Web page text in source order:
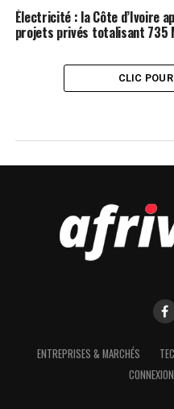
Électricité : la Côte d’Ivoire
projets privés totalisant 735
CLIC
ENTREPRISES & MARCHÉS
CONNEXION